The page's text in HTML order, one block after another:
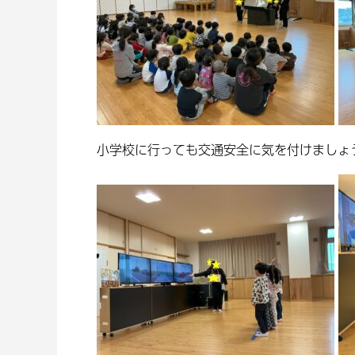
小学校に行っても交通安全に気を付けましょ